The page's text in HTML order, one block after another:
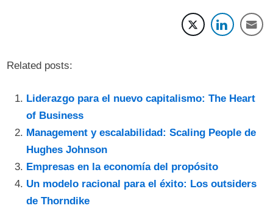
Related posts:
Liderazgo para el nuevo capitalismo: The Heart
of Business
Management y escalabilidad: Scaling People de
Hughes Johnson
Empresas en la economía del propósito
Un modelo racional para el éxito: Los outsiders
de Thorndike